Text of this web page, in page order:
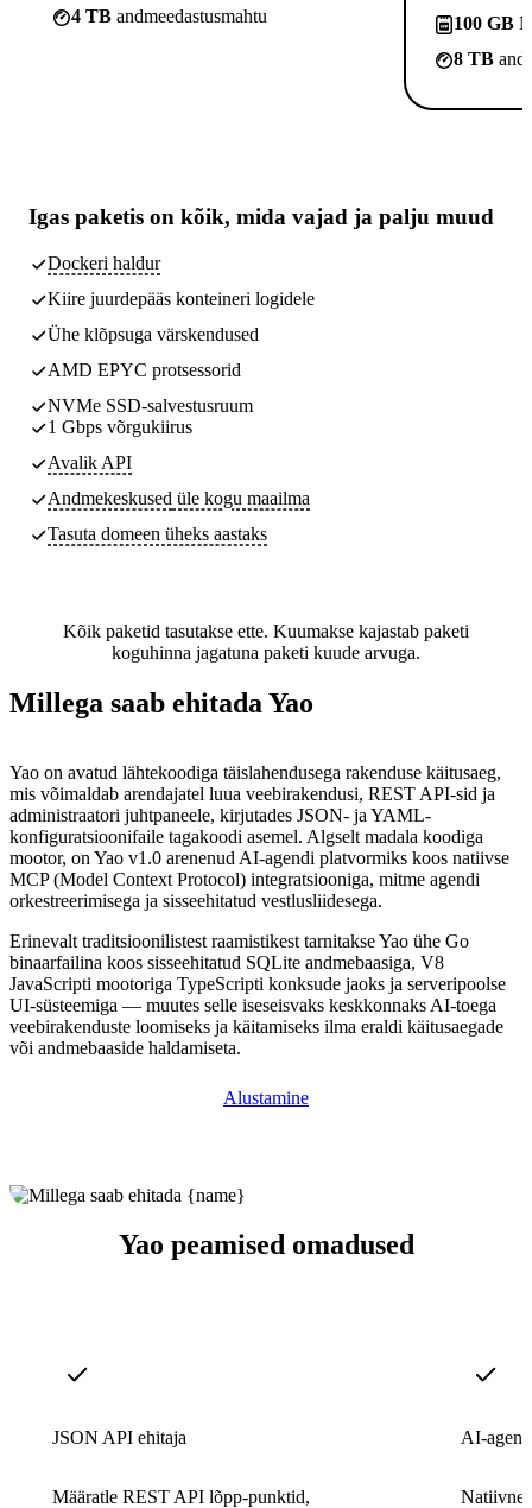
4 TB andmeedastusmahtu
100 GB
8 TB
Igas paketis on kõik, mida vajad ja palju muud
Dockeri haldur
Kiire juurdepääs konteineri logidele
Ühe klõpsuga värskendused
AMD EPYC protsessorid
NVMe SSD-salvestusruum
1 Gbps võrgukiirus
Avalik API
Andmekeskused üle kogu maailma
Tasuta domeen üheks aastaks
Kõik paketid tasutakse ette. Kuumakse kajastab paketi
koguhinna jagatuna paketi kuude arvuga.
Millega saab ehitada Yao
Yao on avatud lähtekoodiga täislahendusega rakenduse käitusaeg,
mis võimaldab arendajatel luua veebirakendusi, REST API-sid ja
administraatori juhtpaneele, kirjutades JSON- ja YAML-
konfiguratsioonifaile tagakoodi asemel. Algselt madala koodiga
mootor, on Yao v1.0 arenenud AI-agendi platvormiks koos natiivse
MCP (Model Context Protocol) integratsiooniga, mitme agendi
orkestreerimisega ja sisseehitatud vestlusliidesega.
Erinevalt traditsioonilistest raamistikest tarnitakse Yao ühe Go
binaarfailina koos sisseehitatud SQLite andmebaasiga, V8
JavaScripti mootoriga TypeScripti konksude jaoks ja serveripoolse
UI-süsteemiga — muutes selle iseseisvaks keskkonnaks AI-toega
veebirakenduste loomiseks ja käitamiseks ilma eraldi käitusaegade
või andmebaaside haldamiseta.
Alustamine
Yao peamised omadused
JSON API ehitaja
Määratle REST API lõpp-punktid,
AI-
Natiivne